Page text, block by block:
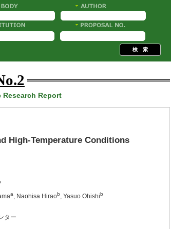
Report
High-Temperature Conditions
a , Naohisa Hiraob , Yasuo Ohishib
ター